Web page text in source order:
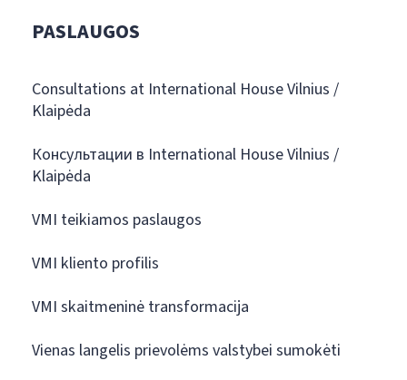
PASLAUGOS
Consultations at International House Vilnius /
Klaipėda
Консультации в International House Vilnius /
Klaipėda
VMI teikiamos paslaugos
VMI kliento profilis
VMI skaitmeninė transformacija
Vienas langelis prievolėms valstybei sumokėti